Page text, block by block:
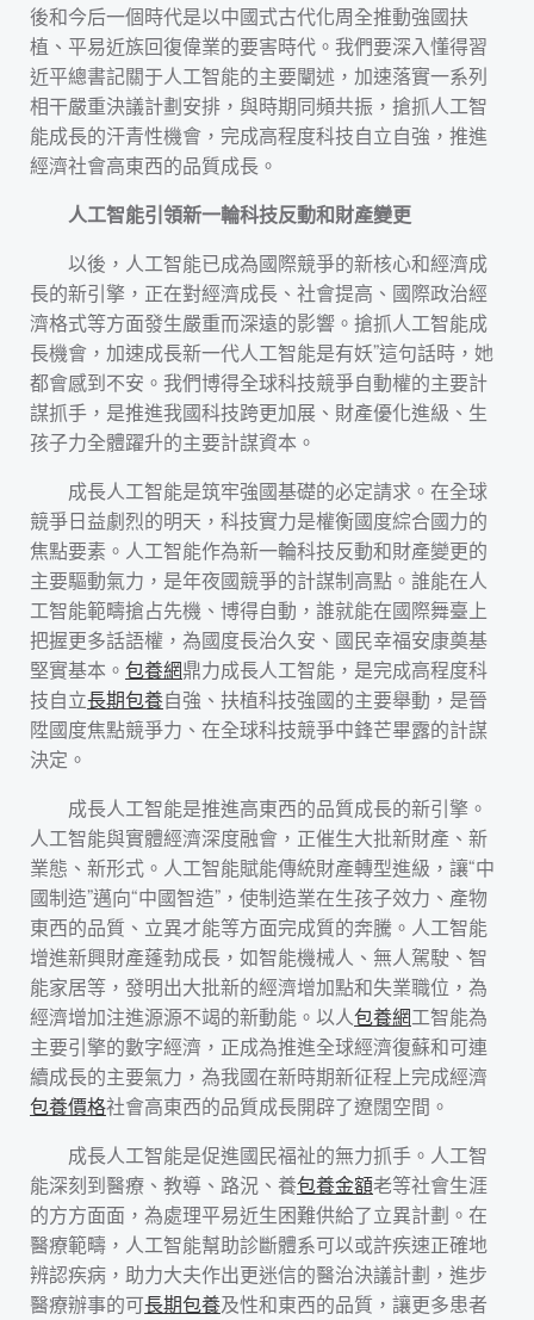
後和今后一個時代是以中國式古代化周全推動強國扶
植、平易近族回復偉業的要害時代。我們要深入懂得習
近平總書記關于人工智能的主要闡述，加速落實一系列
相干嚴重決議計劃安排，與時期同頻共振，搶抓人工智
能成長的汗青性機會，完成高程度科技自立自強，推進
經濟社會高東西的品質成長。
人工智能引領新一輪科技反動和財產變更
以後，人工智能已成為國際競爭的新核心和經濟成
長的新引擎，正在對經濟成長、社會提高、國際政治經
濟格式等方面發生嚴重而深遠的影響。搶抓人工智能成
長機會，加速成長新一代人工智能是有妖”這句話時，她
都會感到不安。我們博得全球科技競爭自動權的主要計
謀抓手，是推進我國科技跨更加展、財產優化進級、生
孩子力全體躍升的主要計謀資本。
成長人工智能是筑牢強國基礎的必定請求。在全球
競爭日益劇烈的明天，科技實力是權衡國度綜合國力的
焦點要素。人工智能作為新一輪科技反動和財產變更的
主要驅動氣力，是年夜國競爭的計謀制高點。誰能在人
工智能範疇搶占先機、博得自動，誰就能在國際舞臺上
把握更多話語權，為國度長治久安、國民幸福安康奠基
堅實基本。 包養網鼎力成長人工智能，是完成高程度科
技自立長期包養自強、扶植科技強國的主要舉動，是晉
陞國度焦點競爭力、在全球科技競爭中鋒芒畢露的計謀
決定。
成長人工智能是推進高東西的品質成長的新引擎。
人工智能與實體經濟深度融會，正催生大批新財產、新
業態、新形式。人工智能賦能傳統財產轉型進級，讓“中
國制造”邁向“中國智造”，使制造業在生孩子效力、產物
東西的品質、立異才能等方面完成質的奔騰。人工智能
增進新興財產蓬勃成長，如智能機械人、無人駕駛、智
能家居等，發明出大批新的經濟增加點和失業職位，為
經濟增加注進源源不竭的新動能。以人包養網工智能為
主要引擎的數字經濟，正成為推進全球經濟復蘇和可連
續成長的主要氣力，為我國在新時期新征程上完成經濟
包養價格社會高東西的品質成長開辟了遼闊空間。
成長人工智能是促進國民福祉的無力抓手。人工智
能深刻到醫療、教導、路況、養包養金額老等社會生涯
的方方面面，為處理平易近生困難供給了立異計劃。在
醫療範疇，人工智能幫助診斷體系可以或許疾速正確地
辨認疾病，助力大夫作出更迷信的醫治決議計劃，進步
醫療辦事的可長期包養及性和東西的品質，讓更多患者